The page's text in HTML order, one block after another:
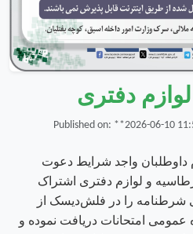
دفتری
داوطلبان واجد شرایط دعوت
و لوازم دفتری اشتراک
شرطنامه را در فلش‌دیسک از
عمومی امتحانات دریافت نموده و